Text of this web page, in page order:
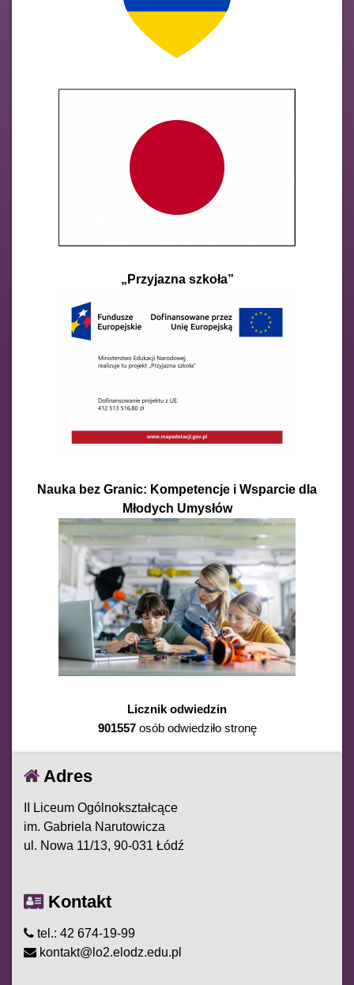
„Przyjazna szkoła”
Nauka bez Granic: Kompetencje i Wsparcie dla
Młodych Umysłów
Licznik odwiedzin
901557osób odwiedziło stronę
Adres
II Liceum Ogólnokształcące
im. Gabriela Narutowicza
ul. Nowa 11/13, 90-031 Łódź
Kontakt
tel.: 42 674-19-99
kontakt@lo2.elodz.edu.pl